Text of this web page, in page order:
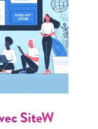
SiteW